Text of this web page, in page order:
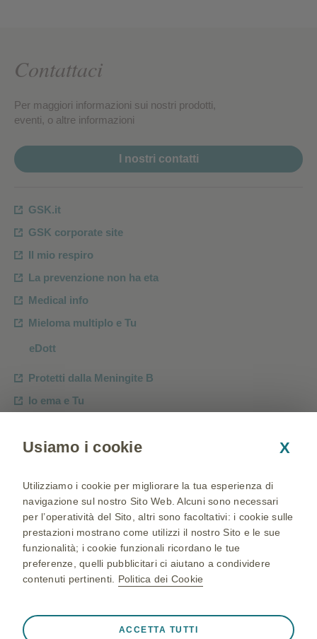
Contattaci
Per maggiori informazioni sui nostri prodotti,
eventi, o altre informazioni
I nostri contatti
GSK.it
GSK corporate site
Il mio respiro
La prevenzione non ha eta
Medical info
Mieloma multiplo e Tu
eDott
Protetti dalla Meningite B
Io ema e Tu
WOMEN Care
Mappa del sito
Condizioni di Utilizzo
Cookies policies
Informativa Privacy
Accessibilità
Usiamo i cookie X
Utilizziamo i cookie per migliorare la tua esperienza di
navigazione sul nostro Sito Web. Alcuni sono necessari
per l’operatività del Sito, altri sono facoltativi: i cookie sulle
prestazioni mostrano come utilizzi il nostro Sito e le sue
funzionalità; i cookie funzionali ricordano le tue
preferenze, quelli pubblicitari ci aiutano a condividere
contenuti pertinenti. Politica dei Cookie
❮
ACCETTA TUTTI